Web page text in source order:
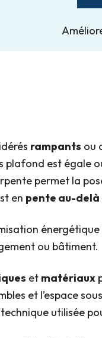
rampants ou
plafond est égale
permet la
en pente au-delà
ou bâtiment.
et matériaux
et l’espace
utilisée